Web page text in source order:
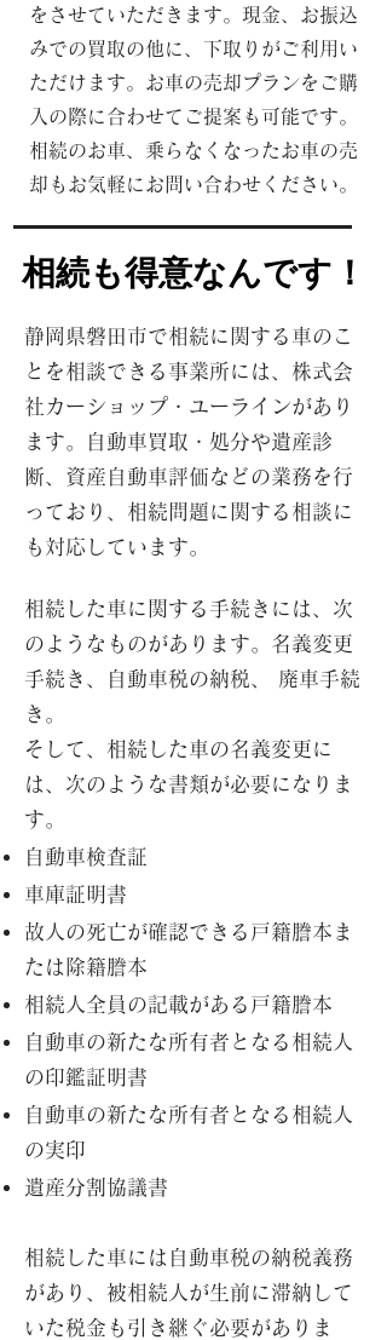
をさせていただきます。現金、お振込
みでの買取の他に、下取りがご利用い
ただけます。お車の売却プランをご購
入の際に合わせてご提案も可能です。
相続のお車、乗らなくなったお車の売
却もお気軽にお問い合わせください。
相続も得意なんです！
相続も得意なんです！
静岡県磐田市で相続に関する車のこ
とを相談できる事業所には、株式会
社カーショップ・ユーラインがあり
ます。自動車買取・処分や遺産診
断、資産自動車評価などの業務を行
っており、相続問題に関する相談に
も対応しています。
相続した車に関する手続きには、次
のようなものがあります。名義変更
手続き、自動車税の納税、 廃車手続
き。
そして、相続した車の名義変更に
は、次のような書類が必要になりま
す。
自動車検査証
車庫証明書
故人の死亡が確認できる戸籍謄本ま
たは除籍謄本
相続人全員の記載がある戸籍謄本
自動車の新たな所有者となる相続人
の印鑑証明書
自動車の新たな所有者となる相続人
の実印
遺産分割協議書
相続した車には自動車税の納税義務
があり、被相続人が生前に滞納して
いた税金も引き継ぐ必要がありま